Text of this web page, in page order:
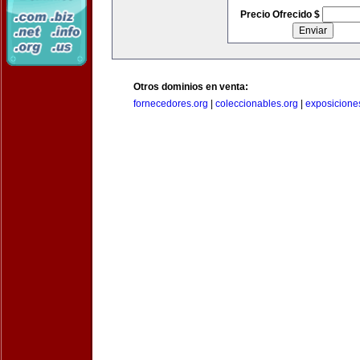
Precio Ofrecido $
Otros dominios en venta:
fornecedores.org
coleccionables.org